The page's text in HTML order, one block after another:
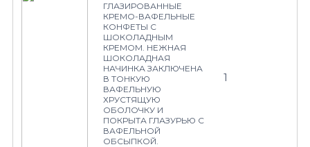
ГЛАЗИРОВАННЫЕ
КРЕМО-ВАФЕЛЬНЫЕ
КОНФЕТЫ С
ШОКОЛАДНЫМ
КРЕМОМ. НЕЖНАЯ
ШОКОЛАДНАЯ
НАЧИНКА ЗАКЛЮЧЕНА
В ТОНКУЮ
ВАФЕЛЬНУЮ
ХРУСТЯЩУЮ
ОБОЛОЧКУ И
ПОКРЫТА ГЛАЗУРЬЮ С
ВАФЕЛЬНОЙ
ОБСЫПКОЙ.
1